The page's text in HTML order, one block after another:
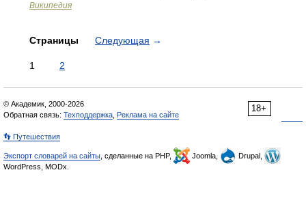
Википедия
Страницы Следующая →
1 2
18+
© Академик, 2000-2026
Обратная связь: Техподдержка Реклама на сайте
👣 Путешествия
Экспорт словарей на сайты , сделанные на PHP, Joomla,
Drupal,
WordPress, MODx.